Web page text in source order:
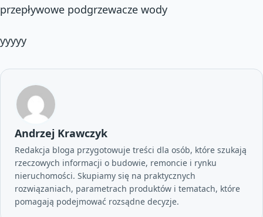
przepływowe podgrzewacze wody
yyyyy
Andrzej Krawczyk
Redakcja bloga przygotowuje treści dla osób, które szukają
rzeczowych informacji o budowie, remoncie i rynku
nieruchomości. Skupiamy się na praktycznych
rozwiązaniach, parametrach produktów i tematach, które
pomagają podejmować rozsądne decyzje.